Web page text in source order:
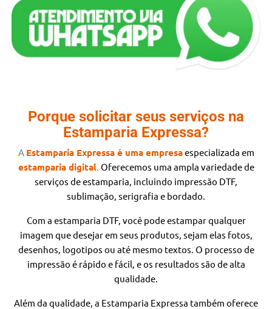
Porque solicitar seus serviços na
Estamparia Expressa?
A Estamparia Expressa é uma empresaespecializada em
estamparia digital. Oferecemos uma ampla variedade de
serviços de estamparia, incluindo impressão DTF,
sublimação, serigrafia e bordado.
Com a estamparia DTF, você pode estampar qualquer
imagem que desejar em seus produtos, sejam elas fotos,
desenhos, logotipos ou até mesmo textos. O processo de
impressão é rápido e fácil, e os resultados são de alta
qualidade.
Além da qualidade, a Estamparia Expressa também oferece